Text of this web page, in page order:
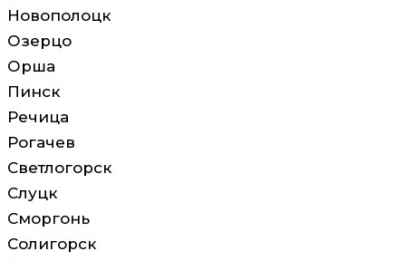
Новополоцк
Озерцо
Орша
Пинск
Речица
Рогачев
Светлогорск
Слуцк
Сморгонь
Солигорск